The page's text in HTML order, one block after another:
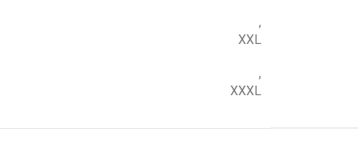
,
XXL
,
XXXL